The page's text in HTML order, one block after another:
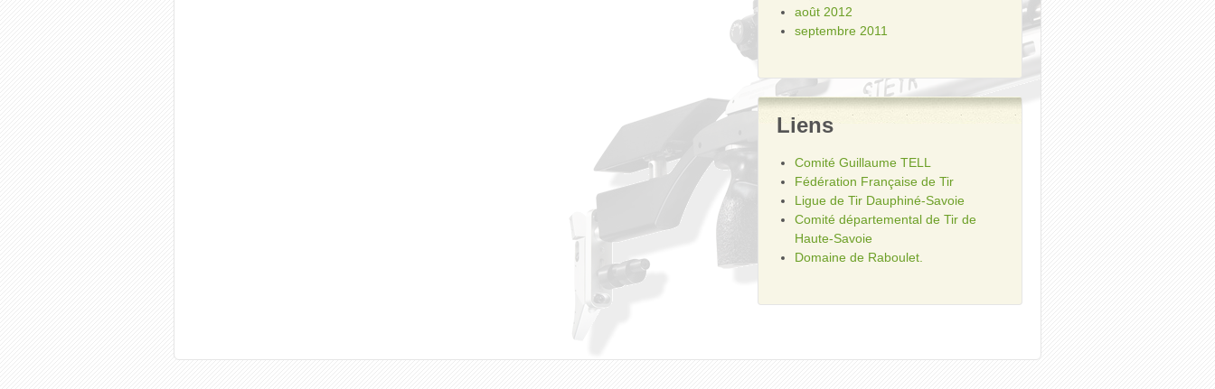
août 2012
septembre 2011
Liens
Comité Guillaume TELL
Fédération Française de Tir
Ligue de Tir Dauphiné-Savoie
Comité départemental de Tir de
Haute-Savoie
Domaine de Raboulet.